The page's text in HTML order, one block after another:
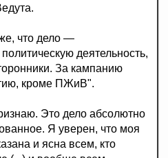
что дело —
деятельность,
За кампанию
кроме ПЖиВ".
Это дело абсолютно
Я уверен, что моя
и ясна всем, кто